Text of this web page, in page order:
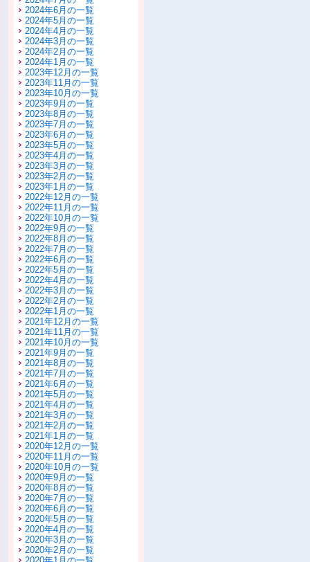
2024年6月の一覧
2024年5月の一覧
2024年4月の一覧
2024年3月の一覧
2024年2月の一覧
2024年1月の一覧
2023年12月の一覧
2023年11月の一覧
2023年10月の一覧
2023年9月の一覧
2023年8月の一覧
2023年7月の一覧
2023年6月の一覧
2023年5月の一覧
2023年4月の一覧
2023年3月の一覧
2023年2月の一覧
2023年1月の一覧
2022年12月の一覧
2022年11月の一覧
2022年10月の一覧
2022年9月の一覧
2022年8月の一覧
2022年7月の一覧
2022年6月の一覧
2022年5月の一覧
2022年4月の一覧
2022年3月の一覧
2022年2月の一覧
2022年1月の一覧
2021年12月の一覧
2021年11月の一覧
2021年10月の一覧
2021年9月の一覧
2021年8月の一覧
2021年7月の一覧
2021年6月の一覧
2021年5月の一覧
2021年4月の一覧
2021年3月の一覧
2021年2月の一覧
2021年1月の一覧
2020年12月の一覧
2020年11月の一覧
2020年10月の一覧
2020年9月の一覧
2020年8月の一覧
2020年7月の一覧
2020年6月の一覧
2020年5月の一覧
2020年4月の一覧
2020年3月の一覧
2020年2月の一覧